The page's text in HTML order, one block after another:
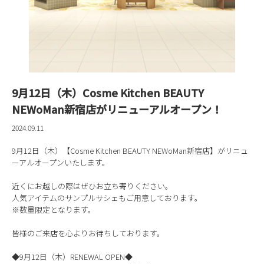
9月12日（木）Cosme Kitchen BEAUTY
NEWoMan新宿店がリニューアルオープン！
2024.09.11
9月12日（木）【Cosme Kitchen BEAUTY NEWoMan新宿店】がリニュ
ーアルオープンいたします。
近くにお越しの際はぜひお立ち寄りください。
人気アイテムのサンプルサシェもご用意しております。
※数量限定となります。
皆様のご来店を心よりお待ちしております。
◆9月12日（木）RENEWAL OPEN◆